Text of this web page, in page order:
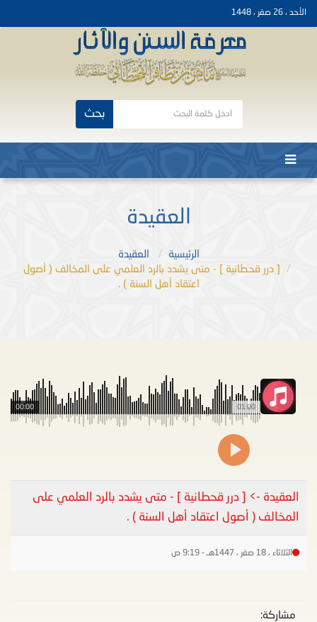
الأحد ، 26 صفر ، 1448
بحث
العقيدة
الرئيسية
العقيدة
[ درر قحطانية ] - متى يشدد بالرد العلمي على المخالف ( أصول
اعتقاد أهل السنة ) .
01:00
00:00
العقيدة -> [ درر قحطانية ] - متى يشدد بالرد العلمي على
المخالف ( أصول اعتقاد أهل السنة ) .
الثلاثاء ، 18 صفر ، 1447هـ - 9:19 ص
مشاركة: